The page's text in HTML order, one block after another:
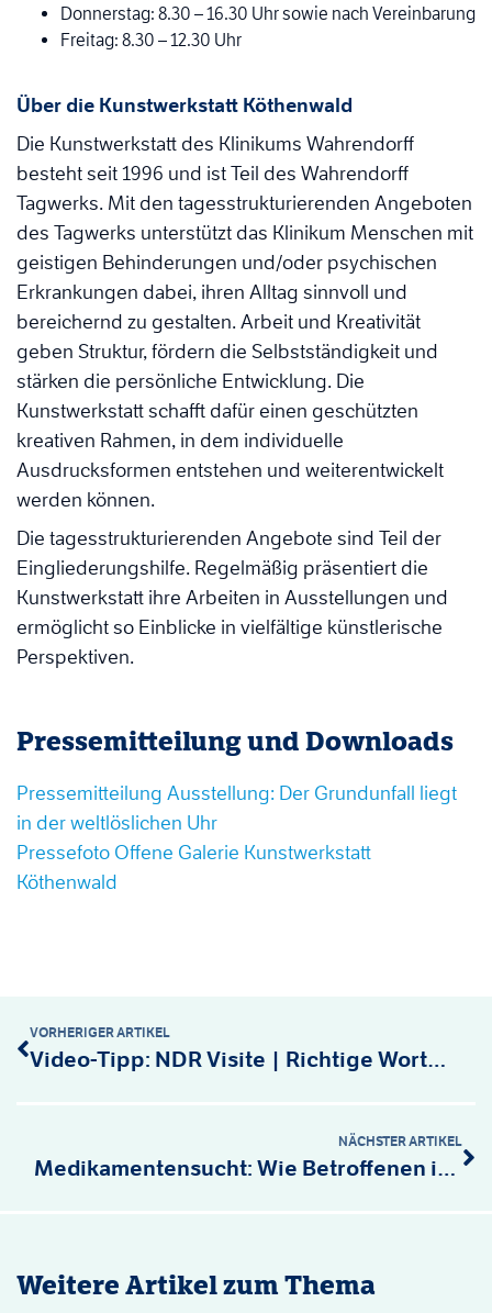
Donnerstag: 8.30 – 16.30 Uhr sowie nach Vereinbarung
Freitag: 8.30 – 12.30 Uhr
Über die Kunstwerkstatt Köthenwald
Die Kunstwerkstatt des Klinikums Wahrendorff
besteht seit 1996 und ist Teil des Wahrendorff
Tagwerks. Mit den tagesstrukturierenden Angeboten
des Tagwerks unterstützt das Klinikum Menschen mit
geistigen Behinderungen und/oder psychischen
Erkrankungen dabei, ihren Alltag sinnvoll und
bereichernd zu gestalten. Arbeit und Kreativität
geben Struktur, fördern die Selbstständigkeit und
stärken die persönliche Entwicklung. Die
Kunstwerkstatt schafft dafür einen geschützten
kreativen Rahmen, in dem individuelle
Ausdrucksformen entstehen und weiterentwickelt
werden können.
Die tagesstrukturierenden Angebote sind Teil der
Eingliederungshilfe. Regelmäßig präsentiert die
Kunstwerkstatt ihre Arbeiten in Ausstellungen und
ermöglicht so Einblicke in vielfältige künstlerische
Perspektiven.
Pressemitteilung und Downloads
Pressemitteilung Ausstellung: Der Grundunfall liegt
in der weltlöslichen Uhr
Pressefoto Offene Galerie Kunstwerkstatt
Köthenwald
VORHERIGER ARTIKEL
Video-Tipp: NDR Visite | Richtige Worte bei Gesundheitsthemen
NÄCHSTER ARTIKEL
Medikamentensucht: Wie Betroffenen in Niedersachsen geholfen werden kann
Weitere Artikel zum Thema